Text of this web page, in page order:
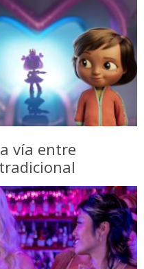
vía entre